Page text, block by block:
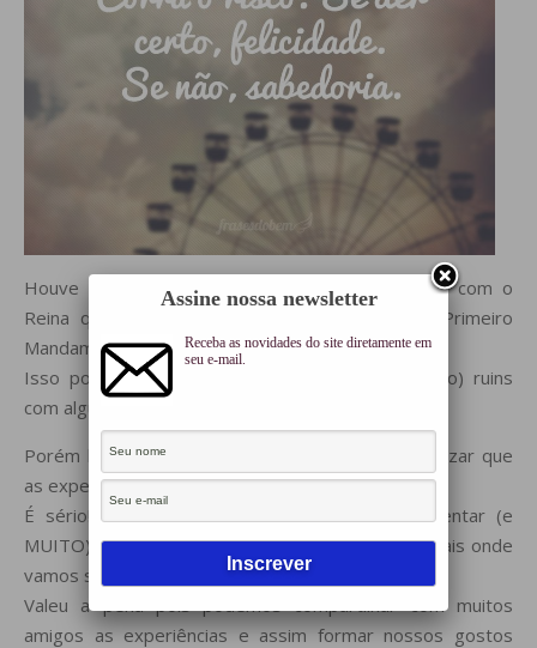
Houve uma época durante o tempo de namoro com o
Reina que criamos algo que chamávamos de “Primeiro
Mandamento: Nunca experimentar!”
Isso porque tivemos algumas experiências (muito) ruins
com alguns lugares que fomos comer algo..
Porém hoje, ao olhar pra trás, podemos contabilizar que
as experiências valeram super a pena sabiam?
É sério! Até os lugares ‘ruins’ vieram a acrescentar (e
MUITO) nas nossas escolhas hoje em dia dos locais onde
vamos sozinhos ou em família.
Valeu a pena pois podemos compartilhar com muitos
amigos as experiências e assim formar nossos gostos
Assine nossa newsletter
Receba as novidades do site diretamente em
seu e-mail.